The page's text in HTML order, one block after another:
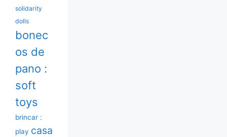
solidarity
dolls
bonec
os de
pano :
soft
toys
brincar :
play casa